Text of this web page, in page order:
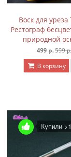
Воск для
Рестограф
природной
499 р.599 р.
В корзину
Купили